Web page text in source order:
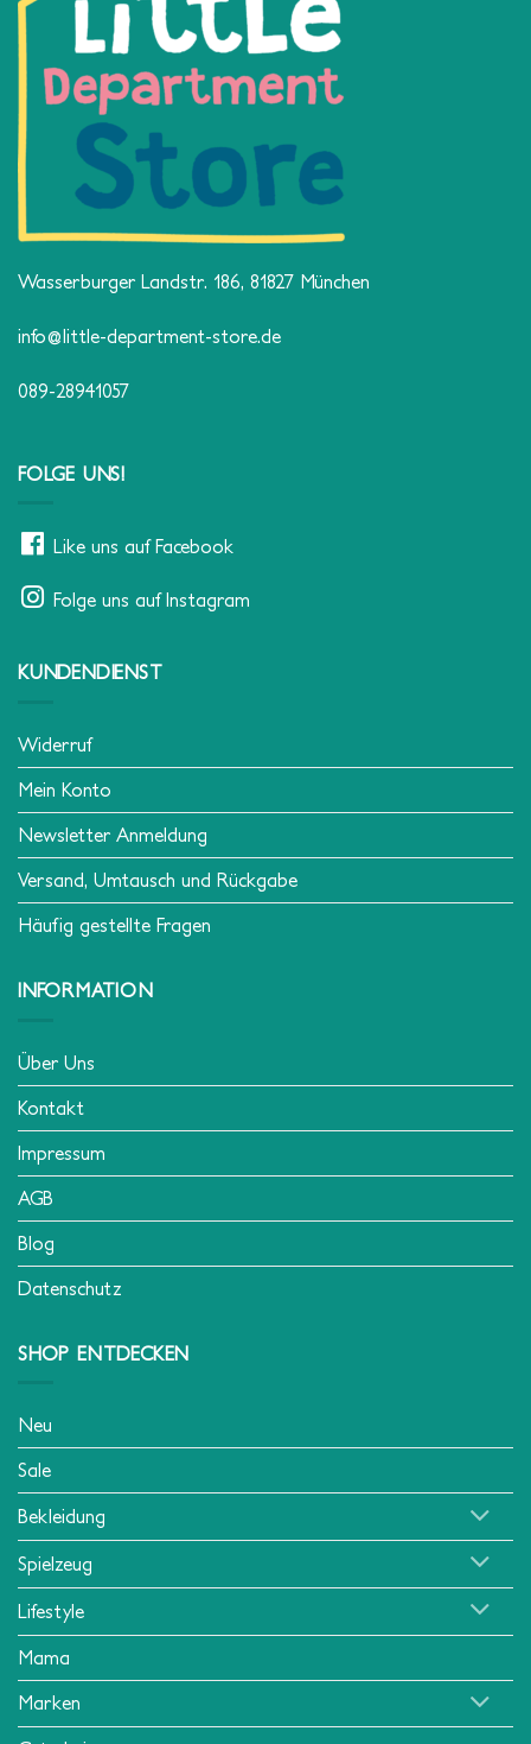
Wasserburger Landstr. 186, 81827 München
info@little-department-store.de
089-28941057
FOLGE UNS!
Like uns auf Facebook
Folge uns auf Instagram
KUNDENDIENST
Widerruf
Mein Konto
Newsletter Anmeldung
Versand, Umtausch und Rückgabe
Häufig gestellte Fragen
INFORMATION
Über Uns
Kontakt
Impressum
AGB
Blog
Datenschutz
SHOP ENTDECKEN
Neu
Sale
Bekleidung
Spielzeug
Lifestyle
Mama
Marken